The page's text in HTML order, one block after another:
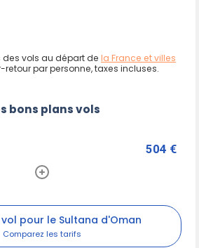
des vols au départ de la France et villes
retour par personne, taxes incluses.
bons plans vols
504 €
pour le Sultana d'Oman